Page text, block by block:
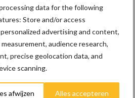
data for the following
Store and/or access
advertising and content,
audience research,
precise geolocation data, and
scanning.
afwijzen Alles accepteren
tips om je voor te
op mogelijke uitval van het
groeit door,
tempo vlakt af